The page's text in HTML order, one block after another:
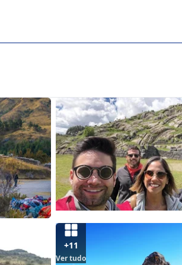
+11
Ver tudo